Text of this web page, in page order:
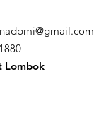
Lombok